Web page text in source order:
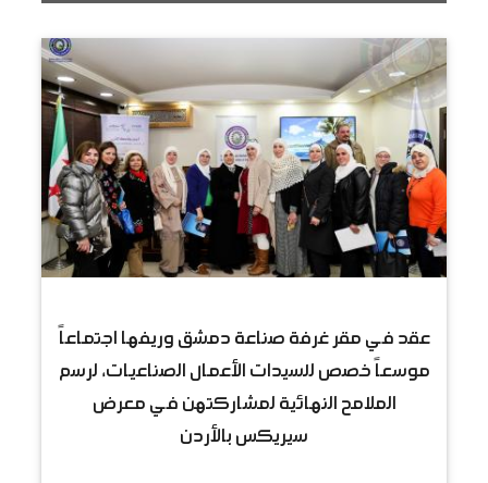
عقد في مقر غرفة صناعة دمشق وريفها اجتماعاً
موسعاً خصص للسيدات الأعمال الصناعيات، لرسم
الملامح النهائية لمشاركتهن في معرض
سيريكس بالأردن